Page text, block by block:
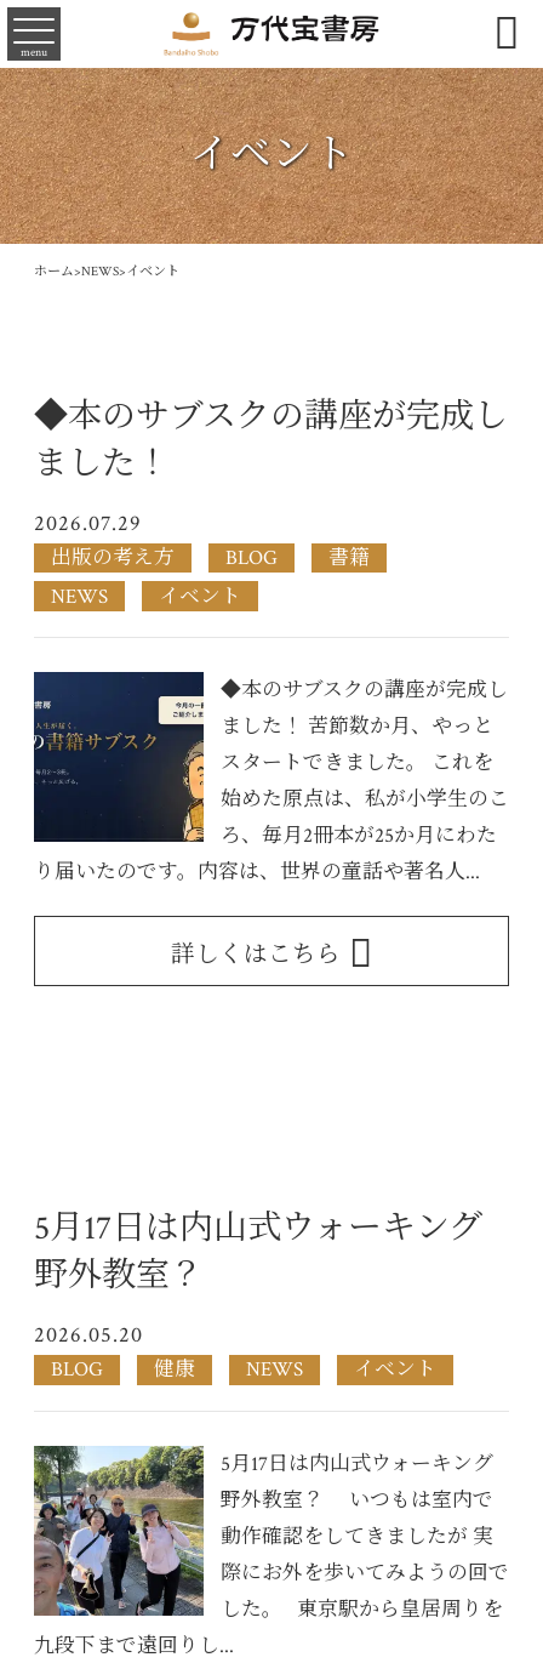
menu 
イベント
ホーム>NEWS>イベント
◆本のサブスクの講座が完成し
ました！
2026.07.29
出版の考え方 BLOG
書籍
NEWS
イベント
◆本のサブスクの講座が完成し
ました！ 苦節数か月、やっと
スタートできました。 これを
始めた原点は、私が小学生のこ
ろ、毎月2冊本が25か月にわた
り届いたのです。内容は、世界の童話や著名人...
詳しくはこちら
5月17日は内山式ウォーキング
野外教室？
2026.05.20
BLOG 健康 NEWS イベント
5月17日は内山式ウォーキング
野外教室？ いつもは室内で
動作確認をしてきましたが 実
際にお外を歩いてみようの回で
した。 東京駅から皇居周りを
九段下まで遠回りし...